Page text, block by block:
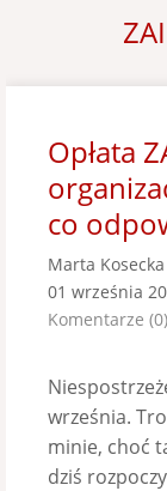
Opłata
co
Marta Kosecka
01 września
Komentarze (0)
września.
minie, choć
dziś